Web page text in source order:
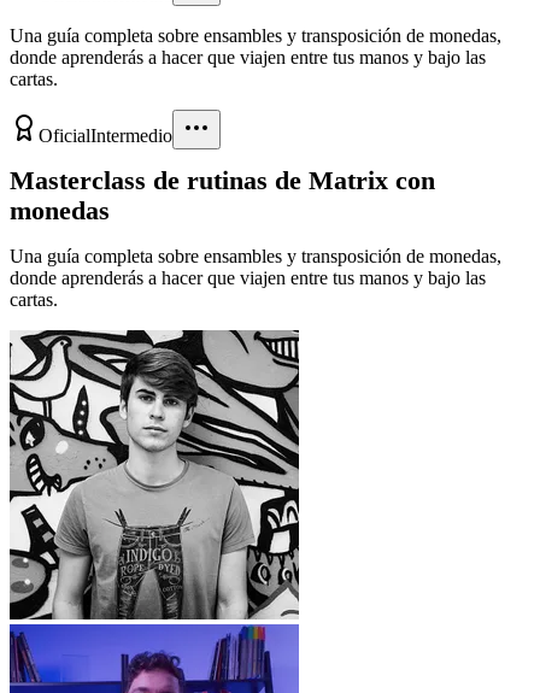
Una guía completa sobre ensambles y transposición de monedas,
donde aprenderás a hacer que viajen entre tus manos y bajo las
cartas.
OficialIntermedio
Masterclass de rutinas de Matrix con
monedas
Una guía completa sobre ensambles y transposición de monedas,
donde aprenderás a hacer que viajen entre tus manos y bajo las
cartas.